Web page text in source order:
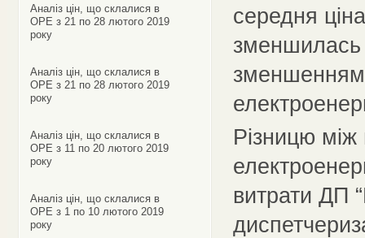
Аналіз цін, що склалися в
ОРЕ з 21 по 28 лютого 2019
року
Аналіз цін, що склалися в
ОРЕ з 21 по 28 лютого 2019
року
Аналіз цін, що склалися в
ОРЕ з 11 по 20 лютого 2019
року
Аналіз цін, що склалися в
ОРЕ з 1 по 10 лютого 2019
року
середня
зменшенням
Різницю між
витрати ДП